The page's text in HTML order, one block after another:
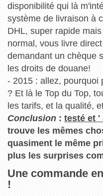
disponibilité qui là
système de livraison à
DHL, super rapide
normal, vous livre
demandant un chèque
les droits de douane!
- 2015 : allez, pourquoi
? Et là le Top du Top,
les tarifs, et la qualité,
Conclusion: testé et '
trouve les mêmes
quasiment le même
plus les surprises
Une commande
!